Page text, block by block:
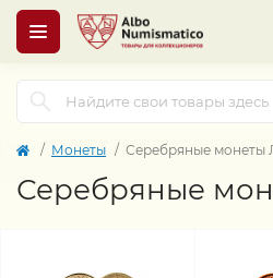
Монеты Серебряные монеты
Серебряные